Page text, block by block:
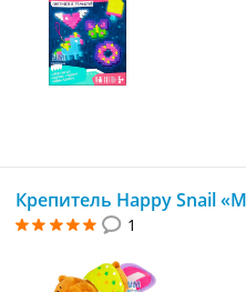
Крепитель Happy Snail
1